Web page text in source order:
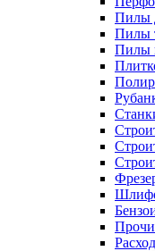
Пилы
Пилы
Пилы